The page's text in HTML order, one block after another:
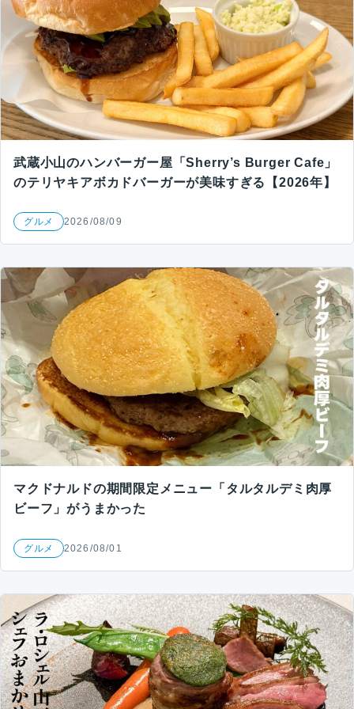
武蔵小山のハンバーガー屋「Sherry’s Burger Cafe」
のテリヤキアボカドバーガーが美味すぎる【2026年】
グルメ 2026/08/09
マクドナルドの期間限定メニュー「タルタルデミ肉厚
ビーフ」がうまかった
グルメ 2026/08/01